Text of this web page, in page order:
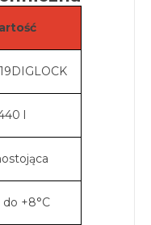
l
do +8°C